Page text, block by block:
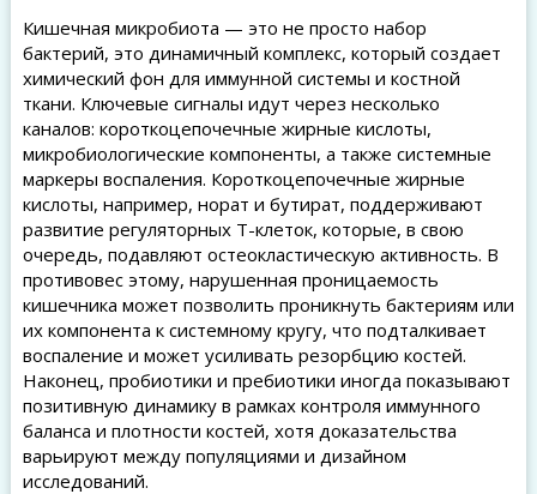
Кишечная микробиота — это не просто набор
бактерий, это динамичный комплекс, который создает
химический фон для иммунной системы и костной
ткани. Ключевые сигналы идут через несколько
каналов: короткоцепочечные жирные кислоты,
микробиологические компоненты, а также системные
маркеры воспаления. Короткоцепочечные жирные
кислоты, например, норат и бутират, поддерживают
развитие регуляторных T-клеток, которые, в свою
очередь, подавляют остеокластическую активность. В
противовес этому, нарушенная проницаемость
кишечника может позволить проникнуть бактериям или
их компонента к системному кругу, что подталкивает
воспаление и может усиливать резорбцию костей.
Наконец, пробиотики и пребиотики иногда показывают
позитивную динамику в рамках контроля иммунного
баланса и плотности костей, хотя доказательства
варьируют между популяциями и дизайном
исследований.